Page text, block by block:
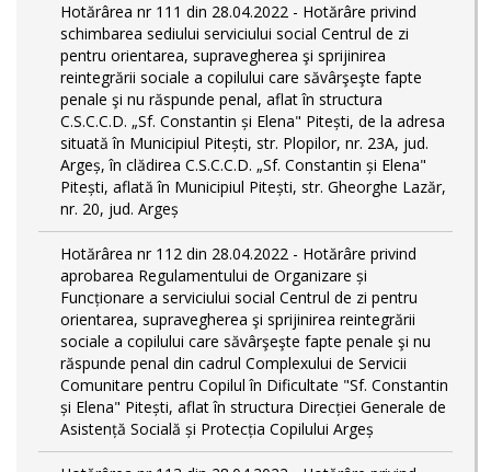
Hotărârea nr 111 din 28.04.2022 - Hotărâre privind
schimbarea sediului serviciului social Centrul de zi
pentru orientarea, supravegherea şi sprijinirea
reintegrării sociale a copilului care săvârşeşte fapte
penale şi nu răspunde penal, aflat în structura
C.S.C.C.D. „Sf. Constantin și Elena" Pitești, de la adresa
situată în Municipiul Pitești, str. Plopilor, nr. 23A, jud.
Argeș, în clădirea C.S.C.C.D. „Sf. Constantin și Elena"
Pitești, aflată în Municipiul Pitești, str. Gheorghe Lazăr,
nr. 20, jud. Argeș
Hotărârea nr 112 din 28.04.2022 - Hotărâre privind
aprobarea Regulamentului de Organizare și
Funcționare a serviciului social Centrul de zi pentru
orientarea, supravegherea şi sprijinirea reintegrării
sociale a copilului care săvârşeşte fapte penale şi nu
răspunde penal din cadrul Complexului de Servicii
Comunitare pentru Copilul în Dificultate "Sf. Constantin
și Elena" Pitești, aflat în structura Direcției Generale de
Asistență Socială și Protecția Copilului Argeș